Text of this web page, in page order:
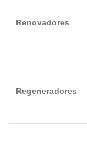
Renovadores
Regeneradores